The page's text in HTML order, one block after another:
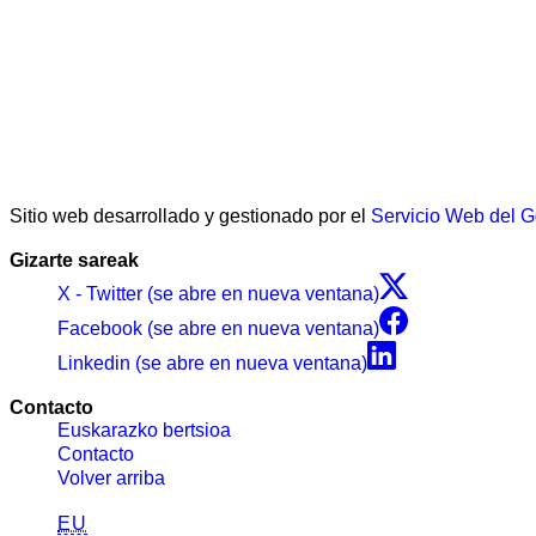
Sitio web desarrollado y gestionado por el Servicio Web del
Gizarte sareak
X - Twitter (se abre en nueva ventana)
Facebook (se abre en nueva ventana)
Linkedin (se abre en nueva ventana)
Contacto
Euskarazko bertsioa
Contacto
Volver arriba
EU